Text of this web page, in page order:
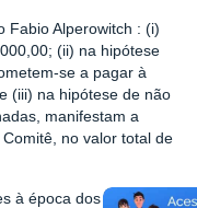
Fabio Alperowitch : (i)
(ii) na hipótese
se a pagar à
(iii) na hipótese de não
manifestam a
no valor total de
à época dos fatos, Srs.